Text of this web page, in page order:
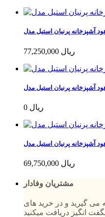
77,250,000 ریال
0 ریال
69,750,000 ریال
مشتریان وفادار
می گیرید و در خرید های
انگیز دریافت میکنید